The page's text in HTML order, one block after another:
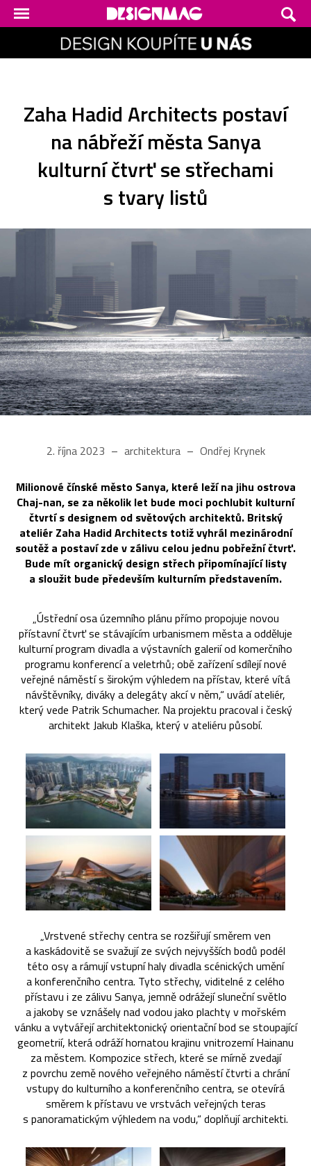
Zaha Hadid Architects postaví
na nábřeží města Sanya
kulturní čtvrť se střechami
s tvary listů
2. října 2023 architektura Ondřej Krynek
Milionové čínské město Sanya, které leží na jihu ostrova
Chaj-nan, se za několik let bude moci pochlubit kulturní
čtvrtí s designem od světových architektů. Britský
ateliér Zaha Hadid Architects totiž vyhrál mezinárodní
soutěž a postaví zde v zálivu celou jednu pobřežní čtvrť.
Bude mít organický design střech připomínající listy
a sloužit bude především kulturním představením.
„Ústřední osa územního plánu přímo propojuje novou
přístavní čtvrť se stávajícím urbanismem města a odděluje
kulturní program divadla a výstavních galerií od komerčního
programu konferencí a veletrhů; obě zařízení sdílejí nové
veřejné náměstí s širokým výhledem na přístav, které vítá
návštěvníky, diváky a delegáty akcí v něm,“ uvádí ateliér,
který vede Patrik Schumacher. Na projektu pracoval i český
architekt Jakub Klaška, který v ateliéru působí.
„Vrstvené střechy centra se rozšiřují směrem ven
a kaskádovitě se svažují ze svých nejvyšších bodů podél
této osy a rámují vstupní haly divadla scénických umění
a konferenčního centra. Tyto střechy, viditelné z celého
přístavu i ze zálivu Sanya, jemně odrážejí sluneční světlo
a jakoby se vznášely nad vodou jako plachty v mořském
vánku a vytvářejí architektonický orientační bod se stoupající
geometrií, která odráží hornatou krajinu vnitrozemí Hainanu
za městem. Kompozice střech, které se mírně zvedají
z povrchu země nového veřejného náměstí čtvrti a chrání
vstupy do kulturního a konferenčního centra, se otevírá
směrem k přístavu ve vrstvách veřejných teras
s panoramatickým výhledem na vodu,“ doplňují architekti.